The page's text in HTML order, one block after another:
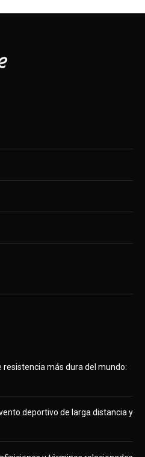
más dura del mundo:
deportivo de larga distancia y